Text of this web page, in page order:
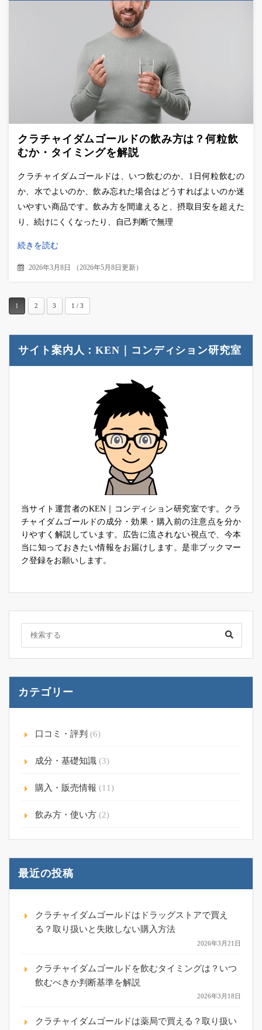
クラチャイダムゴールドの飲み方は？何粒飲
むか・タイミングを解説
クラチャイダムゴールドは、いつ飲むのか、1日何粒飲むの
か、水でよいのか、飲み忘れた場合はどうすればよいのか迷
いやすい商品です。飲み方を間違えると、摂取目安を超えた
り、続けにくくなったり、自己判断で無理
続きを読む
2026年3月8日 （2026年5月8日更新）
1 2 3 1 / 3
サイト案内人：KEN｜コンディション研究室
当サイト運営者のKEN｜コンディション研究室です。クラ
チャイダムゴールドの成分・効果・購入前の注意点を分か
りやすく解説しています。広告に流されない視点で、今本
当に知っておきたい情報をお届けします。是非ブックマー
ク登録をお願いします。
カテゴリー
口コミ・評判 (6)
成分・基礎知識 (3)
購入・販売情報 (11)
飲み方・使い方 (2)
最近の投稿
クラチャイダムゴールドはドラッグストアで買え
る？取り扱いと失敗しない購入方法
2026年3月21日
クラチャイダムゴールドを飲むタイミングは？いつ
飲むべきか判断基準を解説
2026年3月18日
クラチャイダムゴールドは薬局で買える？取り扱い